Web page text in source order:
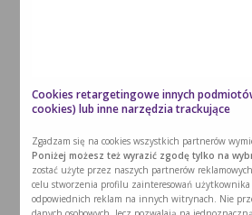
Eeles R, Goh C, Castro E,
AA, Easton D, Kote-Jarai Z.
of prostate cancer and its
Urol 2014; 11: 18-31
Brouwer IA, Katan MB, Zock
acid is associated with reduced
Cookies retargetingowe innych
cookies) lub inne narzędzia trackujące
Zgadzam się na cookies wszystkich partnerów
Poniżej możesz też wyrazić zgodę tylko na
zostać użyte przez naszych partnerów
celu stworzenia profilu zainteresowań
odpowiednich reklam na innych witrynach. Nie